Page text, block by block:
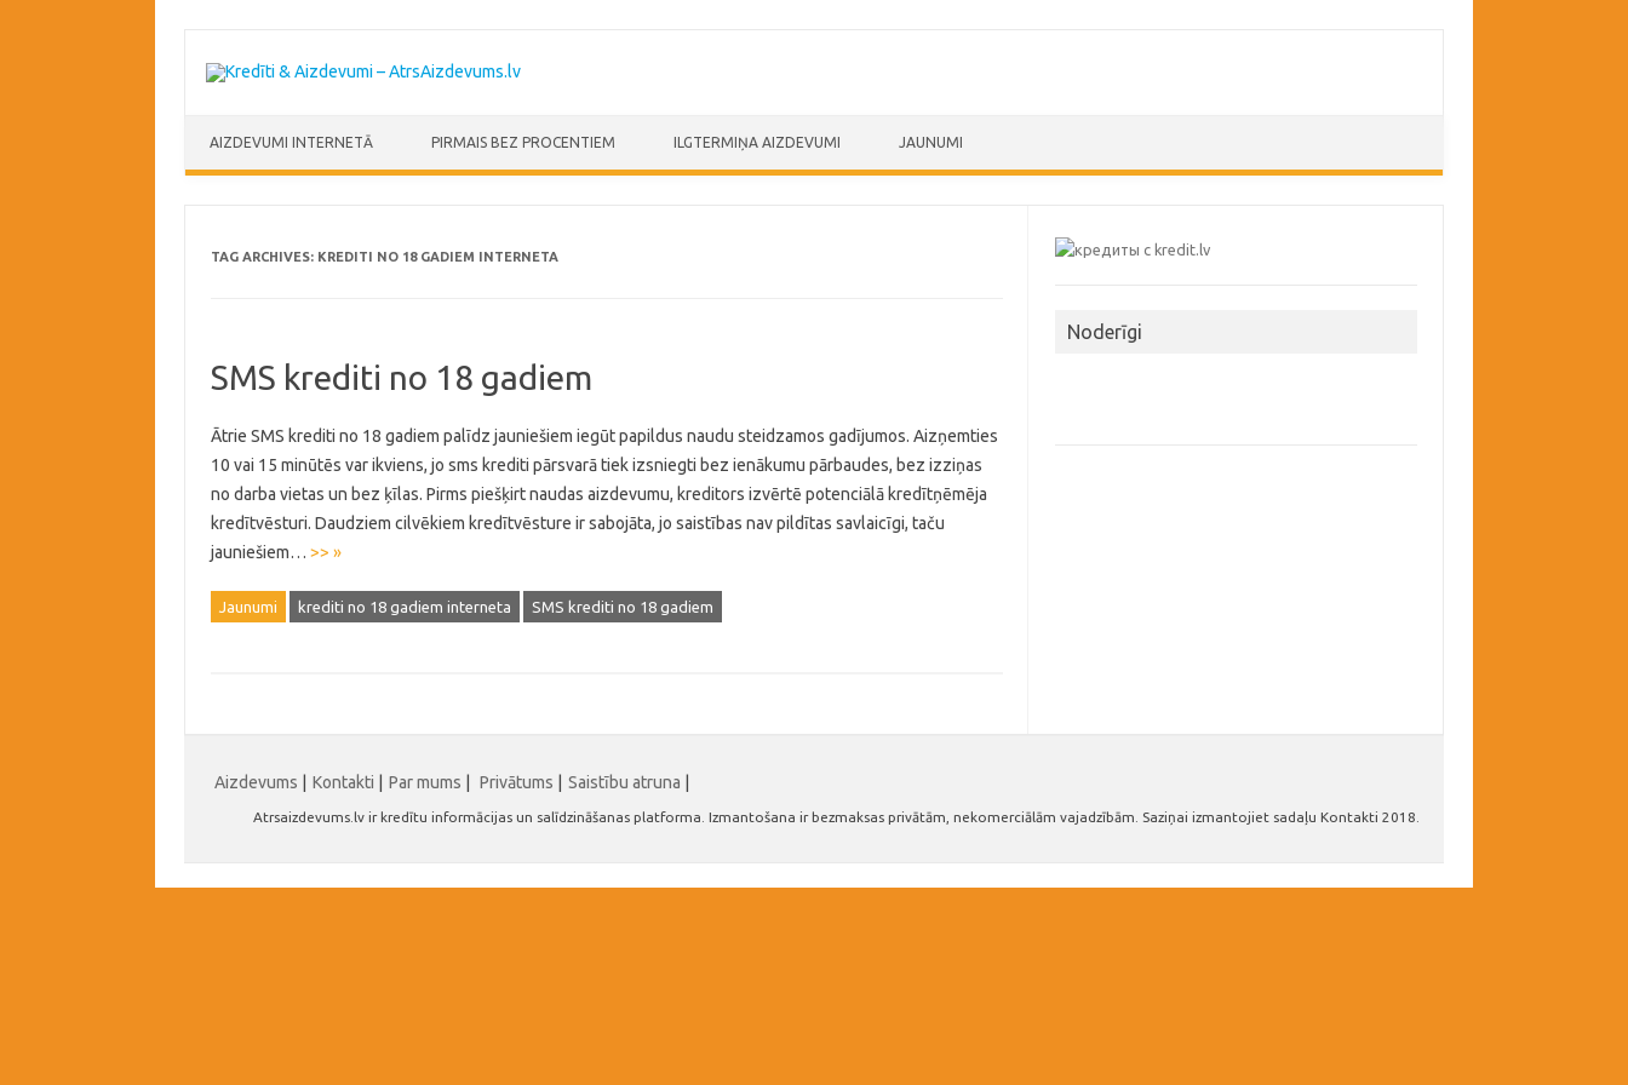
AIZDEVUMI INTERNETĀ PIRMAIS BEZ PROCENTIEM ILGTERMIŅA AIZDEVUMI JAUNUMI
TAG ARCHIVES: KREDITI NO 18 GADIEM INTERNETA
SMS krediti no 18 gadiem
Ātrie SMS krediti no 18 gadiem palīdz jauniešiem iegūt papildus naudu steidzamos gadījumos. Aizņemties
10 vai 15 minūtēs var ikviens, jo sms krediti pārsvarā tiek izsniegti bez ienākumu pārbaudes, bez izziņas
no darba vietas un bez ķīlas. Pirms piešķirt naudas aizdevumu, kreditors izvērtē potenciālā kredītņēmēja
kredītvēsturi. Daudziem cilvēkiem kredītvēsture ir sabojāta, jo saistības nav pildītas savlaicīgi, taču
jauniešiem… >> »
Jaunumi krediti no 18 gadiem interneta SMS krediti no 18 gadiem
Noderīgi
Aizdevums Kontakti Par mums Privātums Saistību atruna
Atrsaizdevums.lv ir kredītu informācijas un salīdzināšanas platforma. Izmantošana ir bezmaksas privātām, nekomerciālām vajadzībām. Saziņai izmantojiet sadaļu Kontakti 2018.